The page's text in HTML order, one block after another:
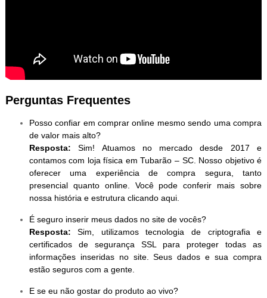
Perguntas Frequentes
Posso confiar em comprar online mesmo sendo uma compra
de valor mais alto?
Resposta: Sim! Atuamos no mercado desde 2017 e
contamos com loja física em Tubarão – SC. Nosso objetivo é
oferecer uma experiência de compra segura, tanto
presencial quanto online. Você pode conferir mais sobre
nossa história e estrutura clicando aqui.
É seguro inserir meus dados no site de vocês?
Resposta: Sim, utilizamos tecnologia de criptografia e
certificados de segurança SSL para proteger todas as
informações inseridas no site. Seus dados e sua compra
estão seguros com a gente.
E se eu não gostar do produto ao vivo?